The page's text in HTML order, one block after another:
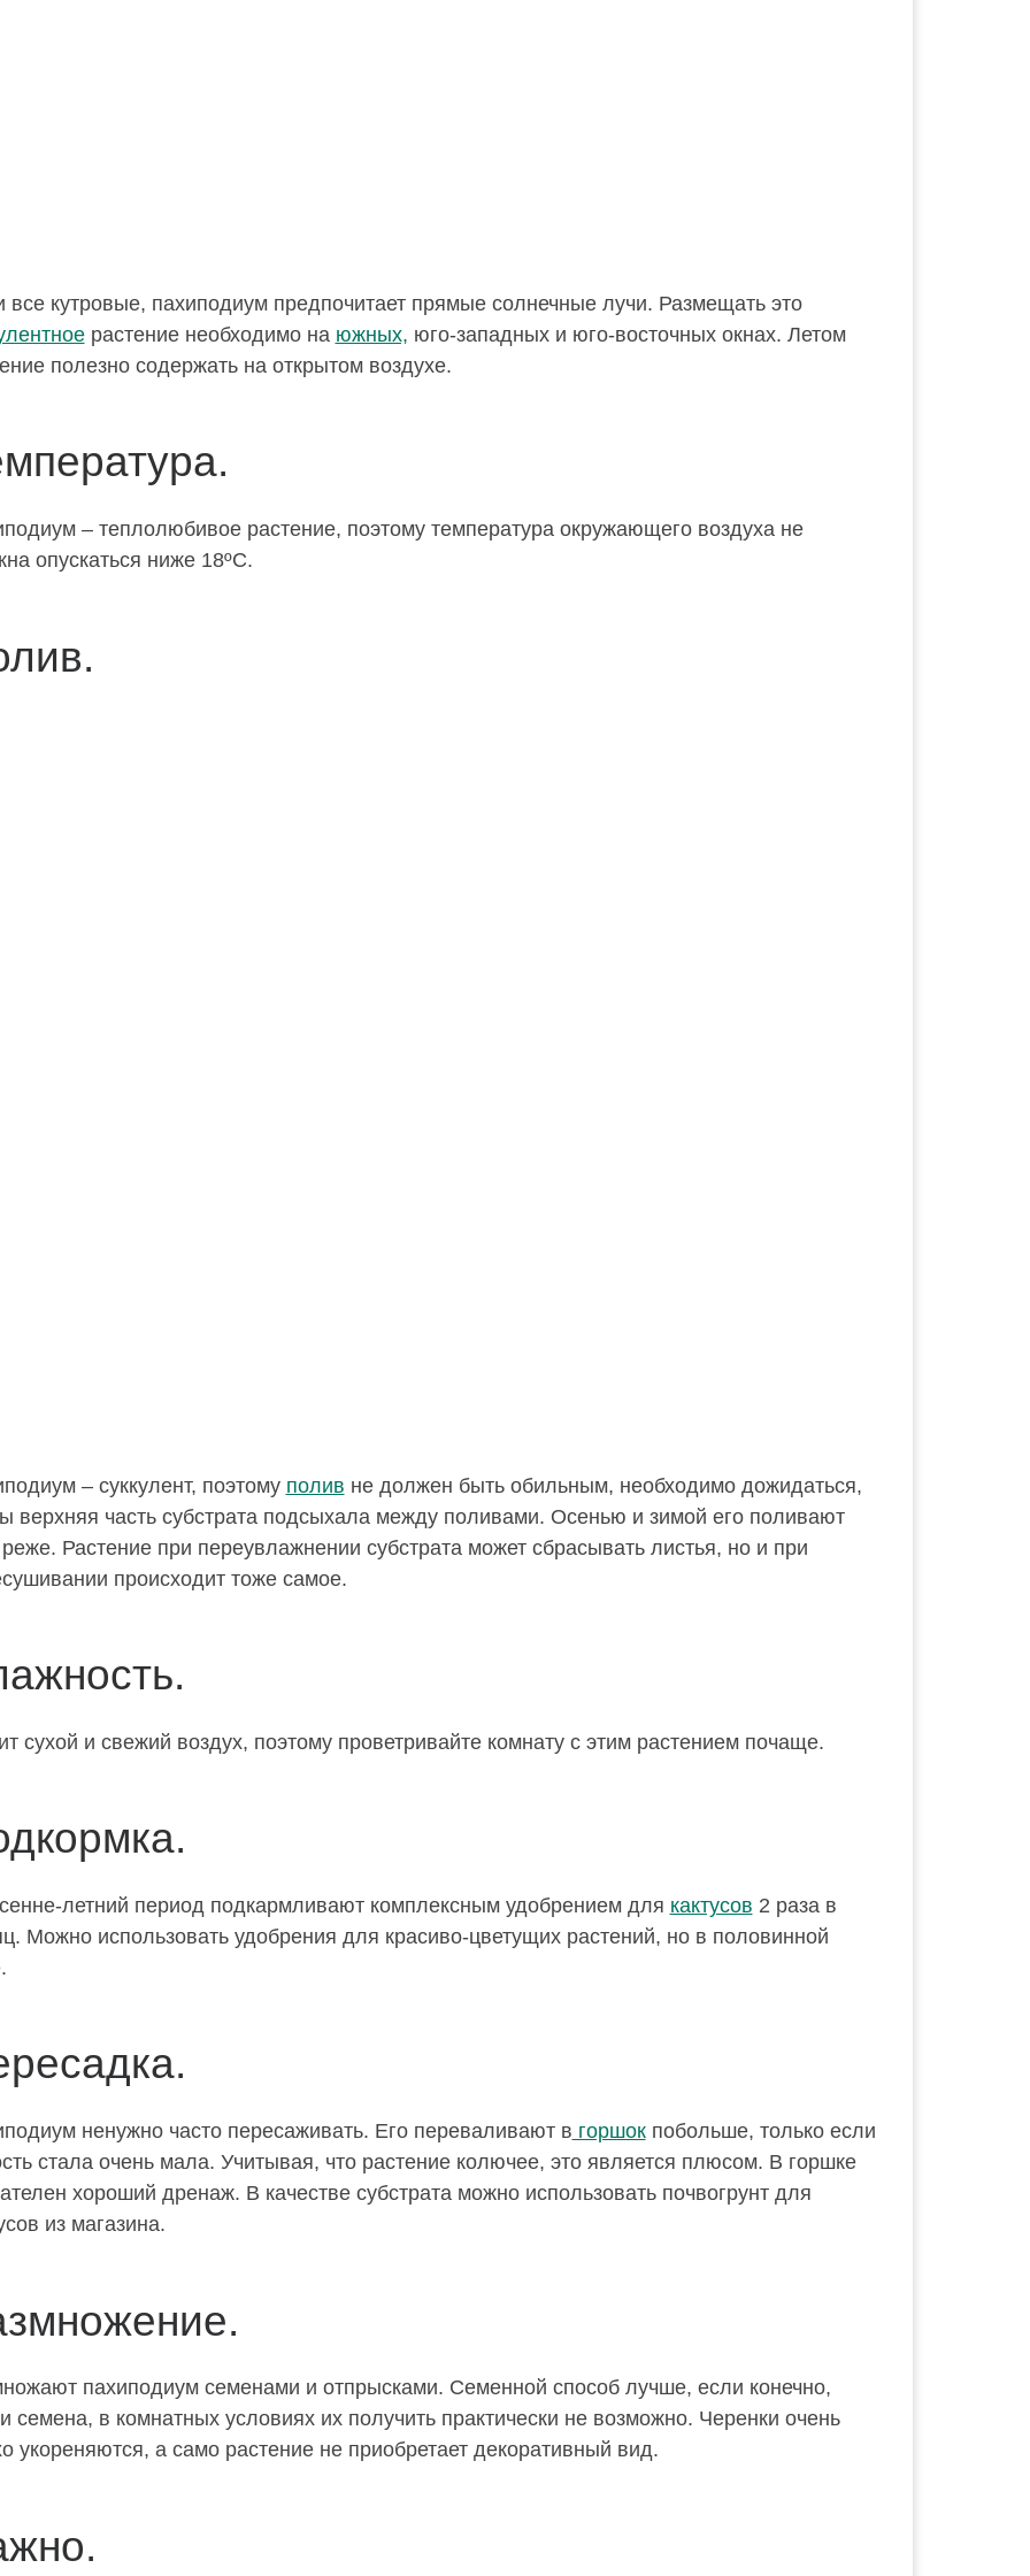
все кутровые, пахиподиум предпочитает прямые солнечные лучи. Размещать это
растение необходимо на южных, юго-западных и юго-восточных окнах. Летом
полезно содержать на открытом воздухе.
– теплолюбивое растение, поэтому температура окружающего воздуха не
опускаться ниже 18ºС.
– суккулент, поэтому полив не должен быть обильным, необходимо дожидаться,
верхняя часть субстрата подсыхала между поливами. Осенью и зимой его поливают
Растение при переувлажнении субстрата может сбрасывать листья, но и при
происходит тоже самое.
сухой и свежий воздух, поэтому проветривайте комнату с этим растением почаще.
летний период подкармливают комплексным удобрением для кактусов 2 раза в
Можно использовать удобрения для красиво-цветущих растений, но в половинной
ненужно часто пересаживать. Его переваливают в горшокпобольше, только если
стала очень мала. Учитывая, что растение колючее, это является плюсом. В горшке
хороший дренаж. В качестве субстрата можно использовать почвогрунт для
из магазина.
пахиподиум семенами и отпрысками. Семенной способ лучше, если конечно,
семена, в комнатных условиях их получить практически не возможно. Черенки очень
укореняются, а само растение не приобретает декоративный вид.